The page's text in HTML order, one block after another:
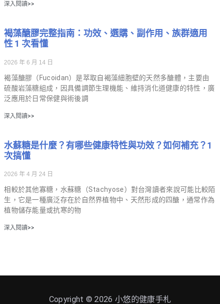
深入閱讀>>
褐藻醣膠完整指南：功效、選購、副作用、族群適用
性 1 次看懂
2026 年 6 月 14 日
褐藻醣膠（Fucoidan）是萃取自褐藻細胞壁的天然多醣體，主要由
硫酸岩藻糖組成，因具備調節生理機能、維持消化道健康的特性，廣
泛應用於日常保健與術後調
深入閱讀>>
水蘇糖是什麼？有哪些健康特性與功效？如何補充？1
次搞懂
2026 年 4 月 24 日
相較於其他寡糖，水蘇糖（Stachyose）對台灣讀者來說可能比較陌
生，它是一種廣泛存在於自然界植物中、天然形成的四醣，通常作為
植物儲存能量或抗寒的物
深入閱讀>>
Copyright © 2026 小悠的健康手札